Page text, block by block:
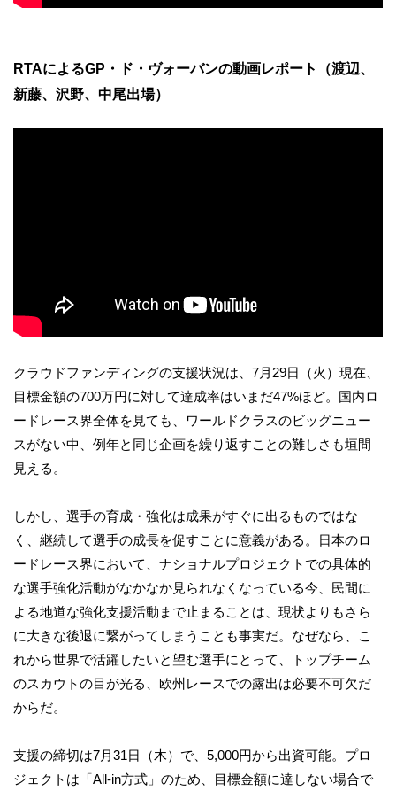
RTAによるGP・ド・ヴォーバンの動画レポート（渡辺、
新藤、沢野、中尾出場）
クラウドファンディングの支援状況は、7月29日（火）現在、
目標金額の700万円に対して達成率はいまだ47%ほど。国内ロ
ードレース界全体を見ても、ワールドクラスのビッグニュー
スがない中、例年と同じ企画を繰り返すことの難しさも垣間
見える。
しかし、選手の育成・強化は成果がすぐに出るものではな
く、継続して選手の成長を促すことに意義がある。日本のロ
ードレース界において、ナショナルプロジェクトでの具体的
な選手強化活動がなかなか見られなくなっている今、民間に
よる地道な強化支援活動まで止まることは、現状よりもさら
に大きな後退に繋がってしまうことも事実だ。なぜなら、こ
れから世界で活躍したいと望む選手にとって、トップチーム
のスカウトの目が光る、欧州レースでの露出は必要不可欠だ
からだ。
支援の締切は7月31日（木）で、5,000円から出資可能。プロ
ジェクトは「All-in方式」のため、目標金額に達しない場合で